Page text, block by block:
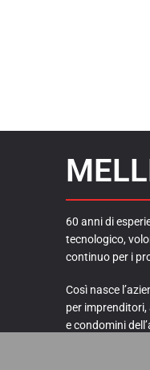
60 anni di
tecnologico,
continuo per i
Così nasce
per
e condomini
sinonimo di